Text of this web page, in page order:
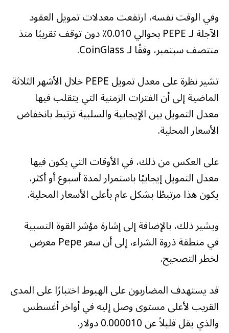
وفي الوقت نفسه، ارتفعت معدلات تمويل العقود
الآجلة لـ PEPE بحوالي 0.010٪ دون توقف تقريبًا منذ
منتصف سبتمبر، وفقًا لـ CoinGlass.
تشير نظرة على معدل تمويل PEPE خلال الأشهر الثلاثة
الماضية إلى أن الفترات الزمنية التي يتقلب فيها
معدل التمويل بين الإيجابية والسلبية ترتبط بانخفاض
الأسعار المحلية.
على العكس من ذلك، في الأوقات التي يكون فيها
معدل التمويل إيجابيًا باستمرار لمدة أسبوع أو أكثر،
يكون هذا مرتبطًا بشكل عام بأعلى الأسعار المحلية.
ويشير ذلك، بالإضافة إلى إشارة مؤشر القوة النسبية
في منطقة ذروة الشراء، إلى أن سعر Pepe معرض
لخطر التصحيح.
قد يستهدف المضاربون على الهبوط اختبارًا على المدى
القريب لأعلى مستوى وصل إليه في أواخر أغسطس
والذي يقل قليلاً عن 0.000010 دولار.